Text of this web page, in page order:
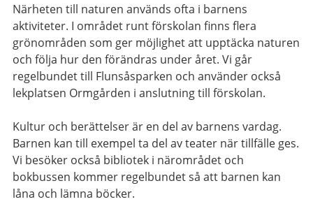
Närheten till naturen används ofta i barnens
aktiviteter. I området runt förskolan finns flera
grönområden som ger möjlighet att upptäcka naturen
och följa hur den förändras under året. Vi går
regelbundet till Flunsåsparken och använder också
lekplatsen Ormgården i anslutning till förskolan.
Kultur och berättelser är en del av barnens vardag.
Barnen kan till exempel ta del av teater när tillfälle ges.
Vi besöker också bibliotek i närområdet och
bokbussen kommer regelbundet så att barnen kan
låna och lämna böcker.